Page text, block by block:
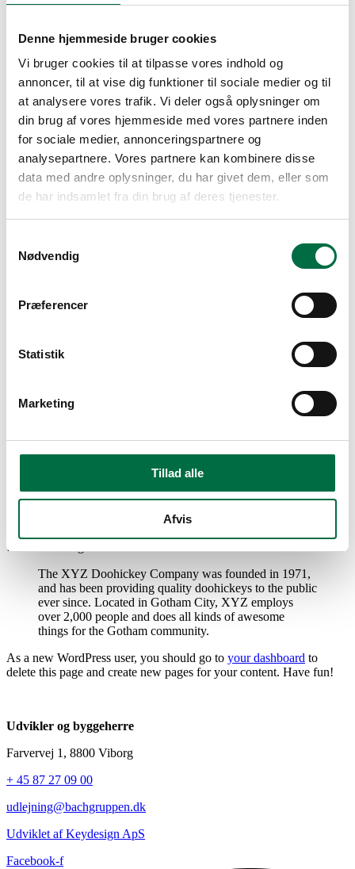
Denne hjemmeside bruger cookies
Vi bruger cookies til at tilpasse vores indhold og
annoncer, til at vise dig funktioner til sociale medier og til
at analysere vores trafik. Vi deler også oplysninger om
din brug af vores hjemmeside med vores partnere inden
for sociale medier, annonceringspartnere og
analysepartnere. Vores partnere kan kombinere disse
data med andre oplysninger, du har givet dem, eller som
de har indsamlet fra din brug af deres tjenester.
Nødvendig
Præferencer
Statistik
Marketing
Tillad alle
Afvis
Forside
Inspiration
Lejlighed Type E
Beliggenhed
This is an example page. It’s different from a blog post because it
Hi there! I’m a bike messenger by day, aspiring actor
by night, and this is my website. I live in Los Angeles,
(And gettin’ caught in the rain.)
…or something like this:
The XYZ Doohickey Company was founded in 1971,
and has been providing quality doohickeys to the public
ever since. Located in Gotham City, XYZ employs
over 2,000 people and does all kinds of awesome
things for the Gotham community.
As a new WordPress user, you should go to your dashboard to
delete this page and create new pages for your content. Have fun!
Udvikler og byggeherre
Farvervej 1, 8800 Viborg
+ 45 87 27 09 00
udlejning@bachgruppen.dk
Udviklet af Keydesign ApS
Facebook-f